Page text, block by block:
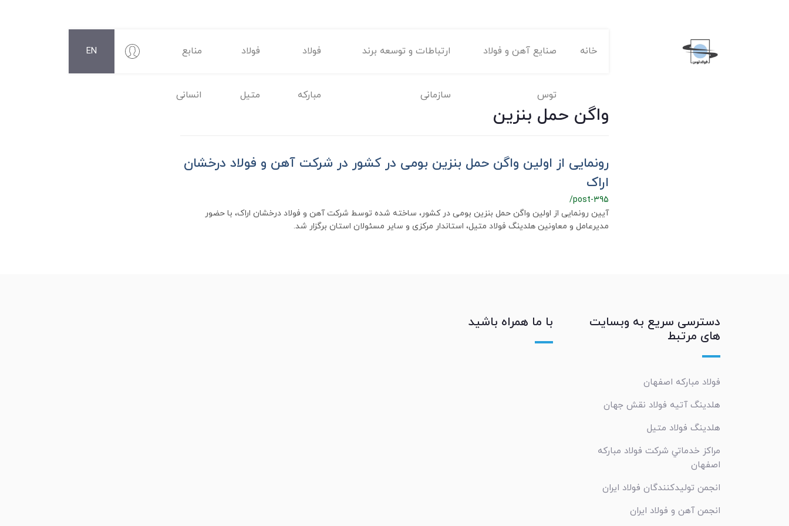
خانه صنایع آهن و فولاد
توس
ارتباطات و توسعه برند
سازمانی
فولاد
مبارکه
فولاد
متیل
منابع
انسانی
EN
واگن حمل بنزین
رونمایی از اولین واگن حمل بنزین بومی در کشور در شرکت آهن و فولاد درخشان
اراک
/post-395
آیین رونمایی از اولین واگن حمل بنزین بومی در کشور، ساخته شده توسط شرکت آهن و فولاد درخشان اراک، با حضور
مدیرعامل و معاونین هلدینگ فولاد متیل، استاندار مرکزی و سایر مسئولان استان برگزار شد.
دسترسی سریع به وبسایت
های مرتبط
فولاد مبارکه اصفهان
هلدینگ آتیه فولاد نقش جهان
هلدینگ فولاد متیل
مراکز خدماتي شرکت فولاد مبارکه
اصفهان
انجمن تولیدکنندگان فولاد ایران
انجمن آهن و فولاد ایران
با ما همراه باشید